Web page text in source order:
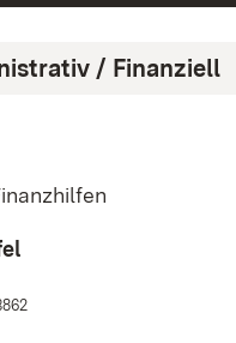
/ Finanziell